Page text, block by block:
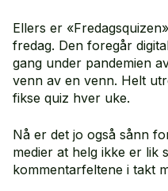
Ellers er
fredag. Den foregår
gang under pandemien
venn av en venn. Helt
fikse quiz hver uke.
Nå er det jo også sånn
medier at helg ikke er lik
kommentarfeltene i takt